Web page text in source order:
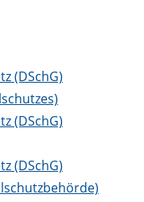
(DSchG)
(DSchG)
(DSchG)